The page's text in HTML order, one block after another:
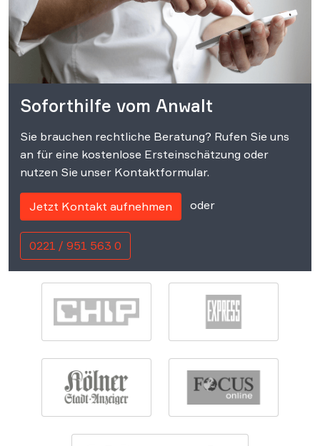
Soforthilfe vom Anwalt
Sie brauchen rechtliche Beratung? Rufen Sie uns
an für eine kostenlose Ersteinschätzung oder
nutzen Sie unser Kontaktformular.
Jetzt Kontakt aufnehmen oder
0221 / 951 563 0